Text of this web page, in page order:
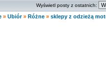
Wyświetl posty z ostatnich:
» Ubiór» Różne » sklepy z odzieżą